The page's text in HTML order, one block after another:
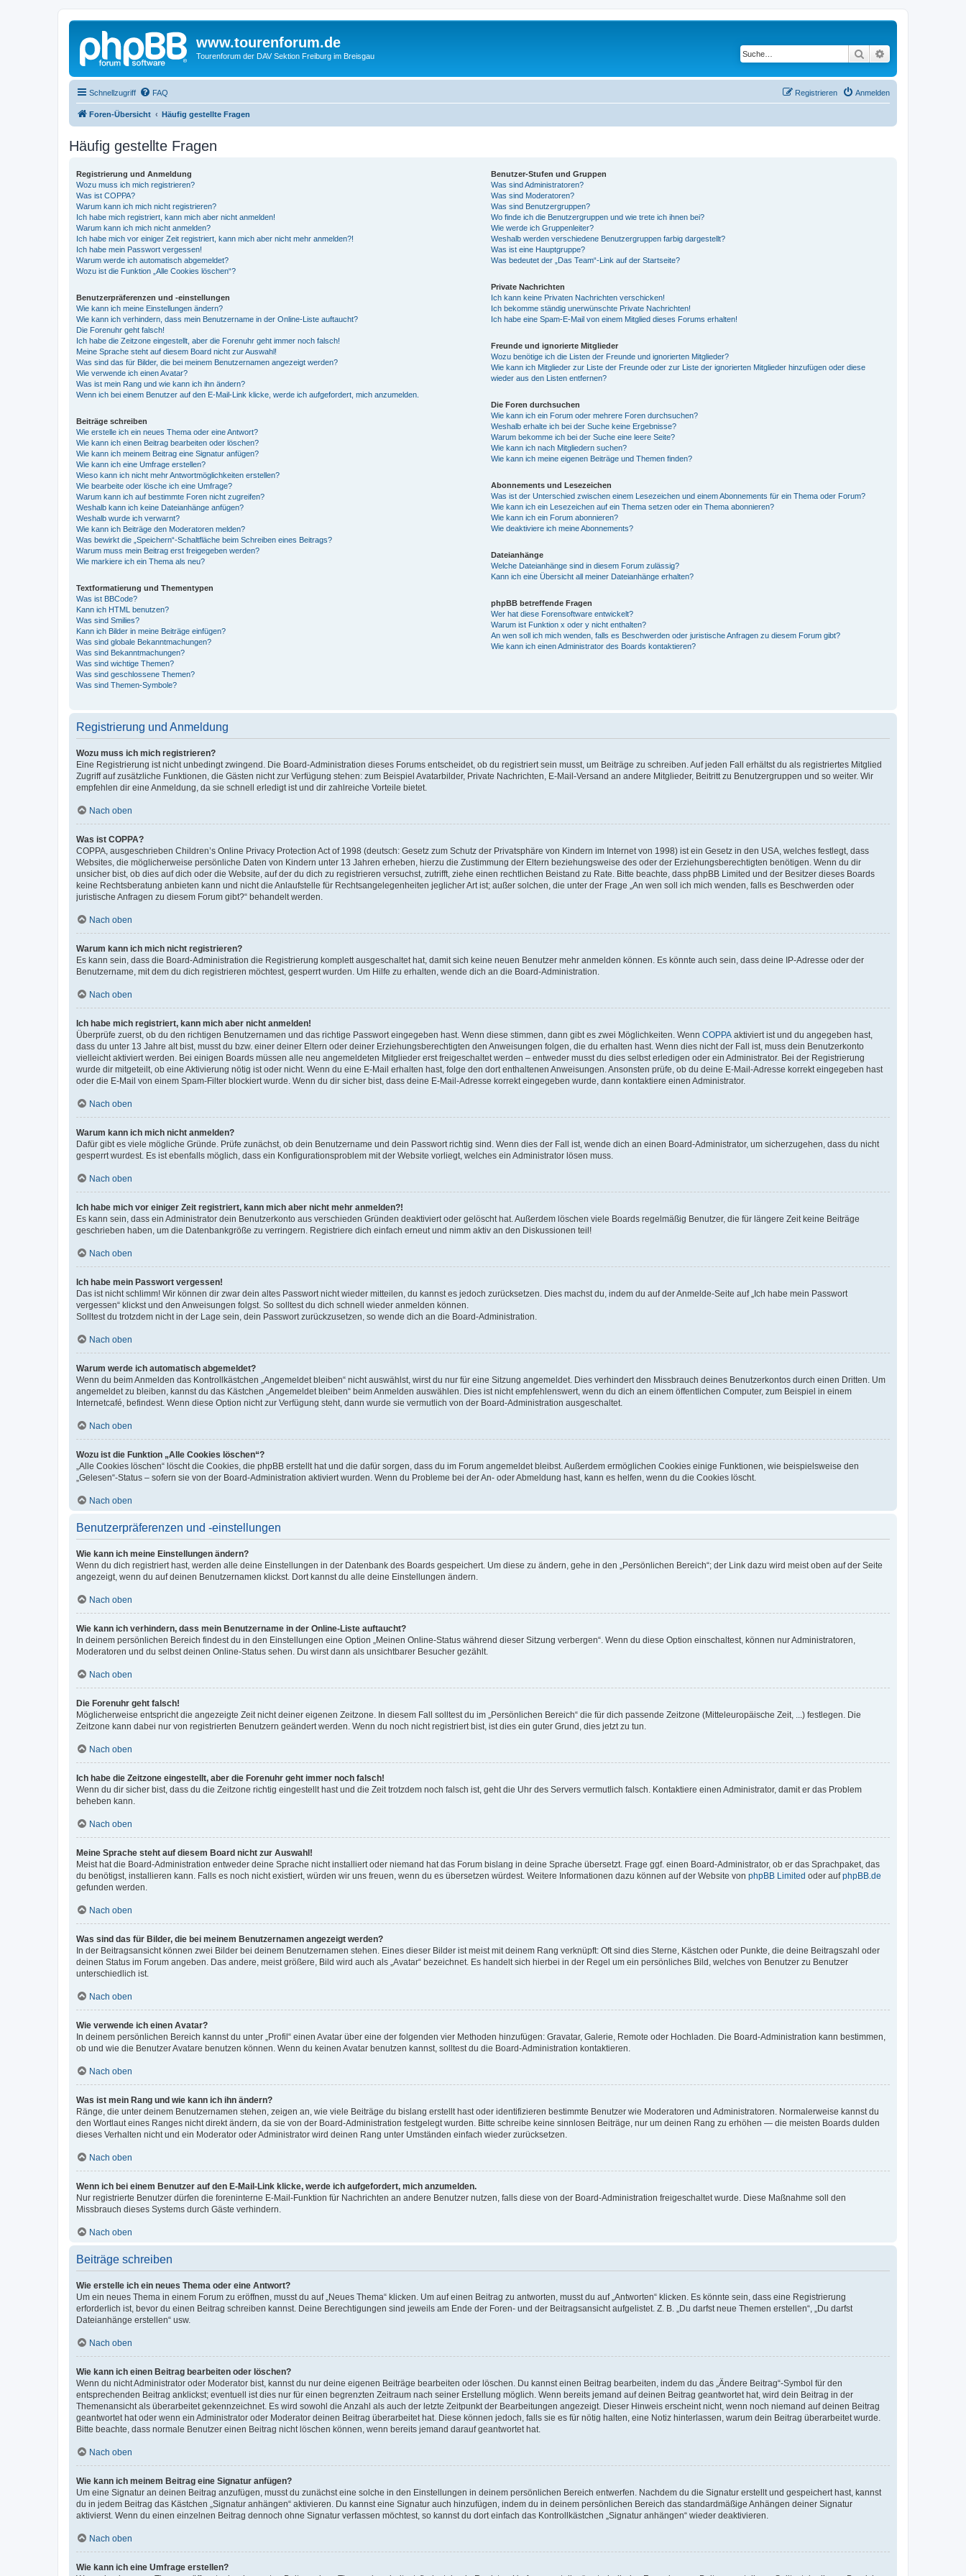
www.tourenforum.de
Tourenforum der DAV Sektion Freiburg im Breisgau Suche
Schnellzugriff FAQ Anmelden
Registrieren
Foren-Übersicht Häufig gestellte Fragen
Häufig gestellte Fragen
Registrierung und Anmeldung
Wozu muss ich mich registrieren?
Was ist COPPA?
Warum kann ich mich nicht registrieren?
Ich habe mich registriert, kann mich aber nicht anmelden!
Warum kann ich mich nicht anmelden?
Ich habe mich vor einiger Zeit registriert, kann mich aber nicht mehr anmelden?!
Ich habe mein Passwort vergessen!
Warum werde ich automatisch abgemeldet?
Wozu ist die Funktion „Alle Cookies löschen“?
Benutzerpräferenzen und -einstellungen
Wie kann ich meine Einstellungen ändern?
Wie kann ich verhindern, dass mein Benutzername in der Online-Liste auftaucht?
Die Forenuhr geht falsch!
Ich habe die Zeitzone eingestellt, aber die Forenuhr geht immer noch falsch!
Meine Sprache steht auf diesem Board nicht zur Auswahl!
Was sind das für Bilder, die bei meinem Benutzernamen angezeigt werden?
Wie verwende ich einen Avatar?
Was ist mein Rang und wie kann ich ihn ändern?
Wenn ich bei einem Benutzer auf den E-Mail-Link klicke, werde ich aufgefordert, mich anzumelden.
Beiträge schreiben
Wie erstelle ich ein neues Thema oder eine Antwort?
Wie kann ich einen Beitrag bearbeiten oder löschen?
Wie kann ich meinem Beitrag eine Signatur anfügen?
Wie kann ich eine Umfrage erstellen?
Wieso kann ich nicht mehr Antwortmöglichkeiten erstellen?
Wie bearbeite oder lösche ich eine Umfrage?
Warum kann ich auf bestimmte Foren nicht zugreifen?
Weshalb kann ich keine Dateianhänge anfügen?
Weshalb wurde ich verwarnt?
Wie kann ich Beiträge den Moderatoren melden?
Was bewirkt die „Speichern“-Schaltfläche beim Schreiben eines Beitrags?
Warum muss mein Beitrag erst freigegeben werden?
Wie markiere ich ein Thema als neu?
Textformatierung und Thementypen
Was ist BBCode?
Kann ich HTML benutzen?
Was sind Smilies?
Kann ich Bilder in meine Beiträge einfügen?
Was sind globale Bekanntmachungen?
Was sind Bekanntmachungen?
Was sind wichtige Themen?
Was sind geschlossene Themen?
Was sind Themen-Symbole?
Benutzer-Stufen und Gruppen
Was sind Administratoren?
Was sind Moderatoren?
Was sind Benutzergruppen?
Wo finde ich die Benutzergruppen und wie trete ich ihnen bei?
Wie werde ich Gruppenleiter?
Weshalb werden verschiedene Benutzergruppen farbig dargestellt?
Was ist eine Hauptgruppe?
Was bedeutet der „Das Team“-Link auf der Startseite?
Private Nachrichten
Ich kann keine Privaten Nachrichten verschicken!
Ich bekomme ständig unerwünschte Private Nachrichten!
Ich habe eine Spam-E-Mail von einem Mitglied dieses Forums erhalten!
Freunde und ignorierte Mitglieder
Wozu benötige ich die Listen der Freunde und ignorierten Mitglieder?
Wie kann ich Mitglieder zur Liste der Freunde oder zur Liste der ignorierten Mitglieder hinzufügen oder diese
wieder aus den Listen entfernen?
Die Foren durchsuchen
Wie kann ich ein Forum oder mehrere Foren durchsuchen?
Weshalb erhalte ich bei der Suche keine Ergebnisse?
Warum bekomme ich bei der Suche eine leere Seite?
Wie kann ich nach Mitgliedern suchen?
Wie kann ich meine eigenen Beiträge und Themen finden?
Abonnements und Lesezeichen
Was ist der Unterschied zwischen einem Lesezeichen und einem Abonnements für ein Thema oder Forum?
Wie kann ich ein Lesezeichen auf ein Thema setzen oder ein Thema abonnieren?
Wie kann ich ein Forum abonnieren?
Wie deaktiviere ich meine Abonnements?
Dateianhänge
Welche Dateianhänge sind in diesem Forum zulässig?
Kann ich eine Übersicht all meiner Dateianhänge erhalten?
phpBB betreffende Fragen
Wer hat diese Forensoftware entwickelt?
Warum ist Funktion x oder y nicht enthalten?
An wen soll ich mich wenden, falls es Beschwerden oder juristische Anfragen zu diesem Forum gibt?
Wie kann ich einen Administrator des Boards kontaktieren?
Registrierung und Anmeldung
Wozu muss ich mich registrieren?
Eine Registrierung ist nicht unbedingt zwingend. Die Board-Administration dieses Forums entscheidet, ob du registriert sein musst, um Beiträge zu schreiben. Auf jeden Fall erhältst du als registriertes Mitglied
Zugriff auf zusätzliche Funktionen, die Gästen nicht zur Verfügung stehen: zum Beispiel Avatarbilder, Private Nachrichten, E-Mail-Versand an andere Mitglieder, Beitritt zu Benutzergruppen und so weiter. Wir
empfehlen dir eine Anmeldung, da sie schnell erledigt ist und dir zahlreiche Vorteile bietet.
Nach oben
Was ist COPPA?
COPPA, ausgeschrieben Children’s Online Privacy Protection Act of 1998 (deutsch: Gesetz zum Schutz der Privatsphäre von Kindern im Internet von 1998) ist ein Gesetz in den USA, welches festlegt, dass
Websites, die möglicherweise persönliche Daten von Kindern unter 13 Jahren erheben, hierzu die Zustimmung der Eltern beziehungsweise des oder der Erziehungsberechtigten benötigen. Wenn du dir
unsicher bist, ob dies auf dich oder die Website, auf der du dich zu registrieren versuchst, zutrifft, ziehe einen rechtlichen Beistand zu Rate. Bitte beachte, dass phpBB Limited und der Besitzer dieses Boards
keine Rechtsberatung anbieten kann und nicht die Anlaufstelle für Rechtsangelegenheiten jeglicher Art ist; außer solchen, die unter der Frage „An wen soll ich mich wenden, falls es Beschwerden oder
juristische Anfragen zu diesem Forum gibt?“ behandelt werden.
Nach oben
Warum kann ich mich nicht registrieren?
Es kann sein, dass die Board-Administration die Registrierung komplett ausgeschaltet hat, damit sich keine neuen Benutzer mehr anmelden können. Es könnte auch sein, dass deine IP-Adresse oder der
Benutzername, mit dem du dich registrieren möchtest, gesperrt wurden. Um Hilfe zu erhalten, wende dich an die Board-Administration.
Nach oben
Ich habe mich registriert, kann mich aber nicht anmelden!
Überprüfe zuerst, ob du den richtigen Benutzernamen und das richtige Passwort eingegeben hast. Wenn diese stimmen, dann gibt es zwei Möglichkeiten. Wenn COPPA aktiviert ist und du angegeben hast,
dass du unter 13 Jahre alt bist, musst du bzw. einer deiner Eltern oder deiner Erziehungsberechtigten den Anweisungen folgen, die du erhalten hast. Wenn dies nicht der Fall ist, muss dein Benutzerkonto
vielleicht aktiviert werden. Bei einigen Boards müssen alle neu angemeldeten Mitglieder erst freigeschaltet werden – entweder musst du dies selbst erledigen oder ein Administrator. Bei der Registrierung
wurde dir mitgeteilt, ob eine Aktivierung nötig ist oder nicht. Wenn du eine E-Mail erhalten hast, folge den dort enthaltenen Anweisungen. Ansonsten prüfe, ob du deine E-Mail-Adresse korrekt eingegeben hast
oder die E-Mail von einem Spam-Filter blockiert wurde. Wenn du dir sicher bist, dass deine E-Mail-Adresse korrekt eingegeben wurde, dann kontaktiere einen Administrator.
Nach oben
Warum kann ich mich nicht anmelden?
Dafür gibt es viele mögliche Gründe. Prüfe zunächst, ob dein Benutzername und dein Passwort richtig sind. Wenn dies der Fall ist, wende dich an einen Board-Administrator, um sicherzugehen, dass du nicht
gesperrt wurdest. Es ist ebenfalls möglich, dass ein Konfigurationsproblem mit der Website vorliegt, welches ein Administrator lösen muss.
Nach oben
Ich habe mich vor einiger Zeit registriert, kann mich aber nicht mehr anmelden?!
Es kann sein, dass ein Administrator dein Benutzerkonto aus verschieden Gründen deaktiviert oder gelöscht hat. Außerdem löschen viele Boards regelmäßig Benutzer, die für längere Zeit keine Beiträge
geschrieben haben, um die Datenbankgröße zu verringern. Registriere dich einfach erneut und nimm aktiv an den Diskussionen teil!
Nach oben
Ich habe mein Passwort vergessen!
Das ist nicht schlimm! Wir können dir zwar dein altes Passwort nicht wieder mitteilen, du kannst es jedoch zurücksetzen. Dies machst du, indem du auf der Anmelde-Seite auf „Ich habe mein Passwort
vergessen“ klickst und den Anweisungen folgst. So solltest du dich schnell wieder anmelden können.
Solltest du trotzdem nicht in der Lage sein, dein Passwort zurückzusetzen, so wende dich an die Board-Administration.
Nach oben
Warum werde ich automatisch abgemeldet?
Wenn du beim Anmelden das Kontrollkästchen „Angemeldet bleiben“ nicht auswählst, wirst du nur für eine Sitzung angemeldet. Dies verhindert den Missbrauch deines Benutzerkontos durch einen Dritten. Um
angemeldet zu bleiben, kannst du das Kästchen „Angemeldet bleiben“ beim Anmelden auswählen. Dies ist nicht empfehlenswert, wenn du dich an einem öffentlichen Computer, zum Beispiel in einem
Internetcafé, befindest. Wenn diese Option nicht zur Verfügung steht, dann wurde sie vermutlich von der Board-Administration ausgeschaltet.
Nach oben
Wozu ist die Funktion „Alle Cookies löschen“?
„Alle Cookies löschen“ löscht die Cookies, die phpBB erstellt hat und die dafür sorgen, dass du im Forum angemeldet bleibst. Außerdem ermöglichen Cookies einige Funktionen, wie beispielsweise den
„Gelesen“-Status – sofern sie von der Board-Administration aktiviert wurden. Wenn du Probleme bei der An- oder Abmeldung hast, kann es helfen, wenn du die Cookies löscht.
Nach oben
Benutzerpräferenzen und -einstellungen
Wie kann ich meine Einstellungen ändern?
Wenn du dich registriert hast, werden alle deine Einstellungen in der Datenbank des Boards gespeichert. Um diese zu ändern, gehe in den „Persönlichen Bereich“; der Link dazu wird meist oben auf der Seite
angezeigt, wenn du auf deinen Benutzernamen klickst. Dort kannst du alle deine Einstellungen ändern.
Nach oben
Wie kann ich verhindern, dass mein Benutzername in der Online-Liste auftaucht?
In deinem persönlichen Bereich findest du in den Einstellungen eine Option „Meinen Online-Status während dieser Sitzung verbergen“. Wenn du diese Option einschaltest, können nur Administratoren,
Moderatoren und du selbst deinen Online-Status sehen. Du wirst dann als unsichtbarer Besucher gezählt.
Nach oben
Die Forenuhr geht falsch!
Möglicherweise entspricht die angezeigte Zeit nicht deiner eigenen Zeitzone. In diesem Fall solltest du im „Persönlichen Bereich“ die für dich passende Zeitzone (Mitteleuropäische Zeit, ...) festlegen. Die
Zeitzone kann dabei nur von registrierten Benutzern geändert werden. Wenn du noch nicht registriert bist, ist dies ein guter Grund, dies jetzt zu tun.
Nach oben
Ich habe die Zeitzone eingestellt, aber die Forenuhr geht immer noch falsch!
Wenn du dir sicher bist, dass du die Zeitzone richtig eingestellt hast und die Zeit trotzdem noch falsch ist, geht die Uhr des Servers vermutlich falsch. Kontaktiere einen Administrator, damit er das Problem
beheben kann.
Nach oben
Meine Sprache steht auf diesem Board nicht zur Auswahl!
Meist hat die Board-Administration entweder deine Sprache nicht installiert oder niemand hat das Forum bislang in deine Sprache übersetzt. Frage ggf. einen Board-Administrator, ob er das Sprachpaket, das
du benötigst, installieren kann. Falls es noch nicht existiert, würden wir uns freuen, wenn du es übersetzen würdest. Weitere Informationen dazu können auf der Website von phpBB Limited oder aufphpBB.de
gefunden werden.
Nach oben
Was sind das für Bilder, die bei meinem Benutzernamen angezeigt werden?
In der Beitragsansicht können zwei Bilder bei deinem Benutzernamen stehen. Eines dieser Bilder ist meist mit deinem Rang verknüpft: Oft sind dies Sterne, Kästchen oder Punkte, die deine Beitragszahl oder
deinen Status im Forum angeben. Das andere, meist größere, Bild wird auch als „Avatar“ bezeichnet. Es handelt sich hierbei in der Regel um ein persönliches Bild, welches von Benutzer zu Benutzer
unterschiedlich ist.
Nach oben
Wie verwende ich einen Avatar?
In deinem persönlichen Bereich kannst du unter „Profil“ einen Avatar über eine der folgenden vier Methoden hinzufügen: Gravatar, Galerie, Remote oder Hochladen. Die Board-Administration kann bestimmen,
ob und wie die Benutzer Avatare benutzen können. Wenn du keinen Avatar benutzen kannst, solltest du die Board-Administration kontaktieren.
Nach oben
Was ist mein Rang und wie kann ich ihn ändern?
Ränge, die unter deinem Benutzernamen stehen, zeigen an, wie viele Beiträge du bislang erstellt hast oder identifizieren bestimmte Benutzer wie Moderatoren und Administratoren. Normalerweise kannst du
den Wortlaut eines Ranges nicht direkt ändern, da sie von der Board-Administration festgelegt wurden. Bitte schreibe keine sinnlosen Beiträge, nur um deinen Rang zu erhöhen — die meisten Boards dulden
dieses Verhalten nicht und ein Moderator oder Administrator wird deinen Rang unter Umständen einfach wieder zurücksetzen.
Nach oben
Wenn ich bei einem Benutzer auf den E-Mail-Link klicke, werde ich aufgefordert, mich anzumelden.
Nur registrierte Benutzer dürfen die foreninterne E-Mail-Funktion für Nachrichten an andere Benutzer nutzen, falls diese von der Board-Administration freigeschaltet wurde. Diese Maßnahme soll den
Missbrauch dieses Systems durch Gäste verhindern.
Nach oben
Beiträge schreiben
Wie erstelle ich ein neues Thema oder eine Antwort?
Um ein neues Thema in einem Forum zu eröffnen, musst du auf „Neues Thema“ klicken. Um auf einen Beitrag zu antworten, musst du auf „Antworten“ klicken. Es könnte sein, dass eine Registrierung
erforderlich ist, bevor du einen Beitrag schreiben kannst. Deine Berechtigungen sind jeweils am Ende der Foren- und der Beitragsansicht aufgelistet. Z. B. „Du darfst neue Themen erstellen“, „Du darfst
Dateianhänge erstellen“ usw.
Nach oben
Wie kann ich einen Beitrag bearbeiten oder löschen?
Wenn du nicht Administrator oder Moderator bist, kannst du nur deine eigenen Beiträge bearbeiten oder löschen. Du kannst einen Beitrag bearbeiten, indem du das „Ändere Beitrag“-Symbol für den
entsprechenden Beitrag anklickst; eventuell ist dies nur für einen begrenzten Zeitraum nach seiner Erstellung möglich. Wenn bereits jemand auf deinen Beitrag geantwortet hat, wird dein Beitrag in der
Themenansicht als überarbeitet gekennzeichnet. Es wird sowohl die Anzahl als auch der letzte Zeitpunkt der Bearbeitungen angezeigt. Dieser Hinweis erscheint nicht, wenn noch niemand auf deinen Beitrag
geantwortet hat oder wenn ein Administrator oder Moderator deinen Beitrag überarbeitet hat. Diese können jedoch, falls sie es für nötig halten, eine Notiz hinterlassen, warum dein Beitrag überarbeitet wurde.
Bitte beachte, dass normale Benutzer einen Beitrag nicht löschen können, wenn bereits jemand darauf geantwortet hat.
Nach oben
Wie kann ich meinem Beitrag eine Signatur anfügen?
Um eine Signatur an deinen Beitrag anzufügen, musst du zunächst eine solche in den Einstellungen in deinem persönlichen Bereich entwerfen. Nachdem du die Signatur erstellt und gespeichert hast, kannst
du in jedem Beitrag das Kästchen „Signatur anhängen“ aktivieren. Du kannst eine Signatur auch hinzufügen, indem du in deinem persönlichen Bereich das standardmäßige Anhängen deiner Signatur
aktivierst. Wenn du einen einzelnen Beitrag dennoch ohne Signatur verfassen möchtest, so kannst du dort einfach das Kontrollkästchen „Signatur anhängen“ wieder deaktivieren.
Nach oben
Wie kann ich eine Umfrage erstellen?